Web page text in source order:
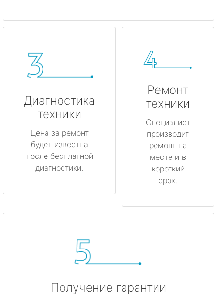
Диагностика
техники
Цена за ремонт
будет известна
после бесплатной
диагностики.
Ремонт
техники
Специалист
производит
ремонт на
месте и в
короткий
срок.
Получение гарантии